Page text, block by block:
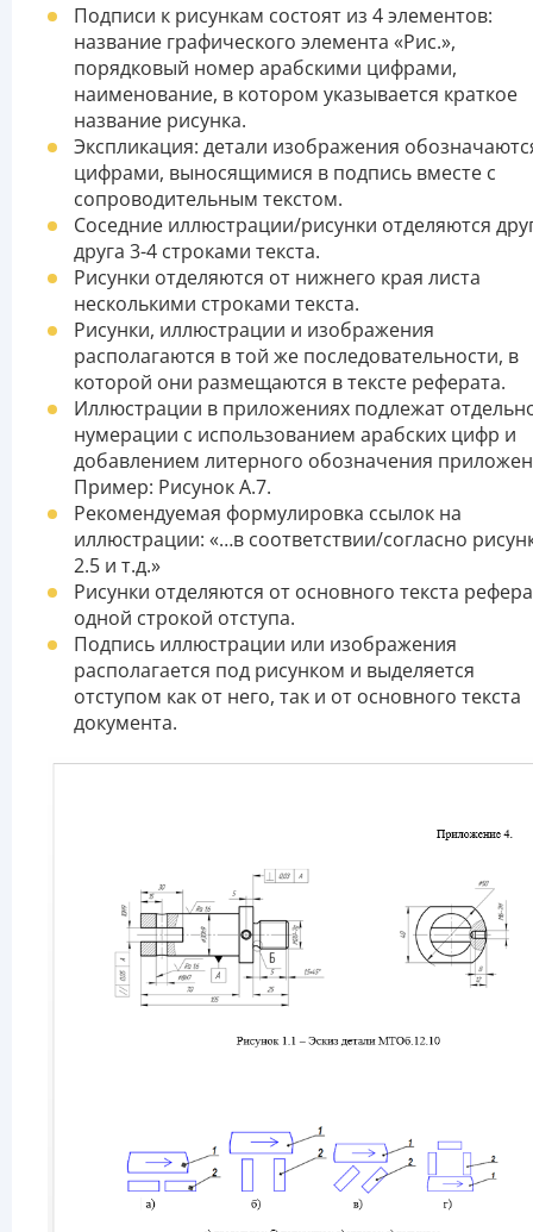
Подписи к рисункам состоят из 4 элементов:
название графического элемента «Рис.»,
порядковый номер арабскими цифрами,
наименование, в котором указывается краткое
название рисунка.
Экспликация: детали изображения
цифрами, выносящимися в подпись вместе с
сопроводительным текстом.
Соседние иллюстрации/рисунки отделяются
друга 3-4 строками текста.
Рисунки отделяются от нижнего края листа
несколькими строками текста.
Рисунки, иллюстрации и изображения
располагаются в той же последовательности, в
которой они размещаются в тексте реферата.
Иллюстрации в приложениях подлежат
нумерации с использованием арабских цифр и
добавлением литерного обозначения
Пример: Рисунок А.7.
Рекомендуемая формулировка ссылок на
иллюстрации: «…в соответствии/согласно
2.5 и т.д.»
Рисунки отделяются от основного текста
одной строкой отступа.
Подпись иллюстрации или изображения
располагается под рисунком и выделяется
отступом как от него, так и от основного текста
документа.